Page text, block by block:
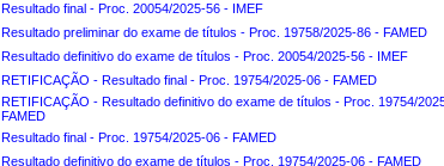
Resultado final - Proc. 20054/2025-56 - IMEF
Resultado preliminar do exame de títulos - Proc. 19758/2025-86 - FAMED
Resultado definitivo do exame de títulos - Proc. 20054/2025-56 - IMEF
RETIFICAÇÃO - Resultado final - Proc. 19754/2025-06 - FAMED
RETIFICAÇÃO - Resultado definitivo do exame de títulos - Proc. 19754/
FAMED
Resultado final - Proc. 19754/2025-06 - FAMED
Resultado definitivo do exame de títulos - Proc. 19754/2025-06 - FAMED